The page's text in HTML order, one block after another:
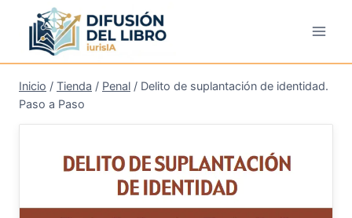
contenido
Inicio / Tienda / Penal / Delito de suplantación de identidad.
Paso a Paso